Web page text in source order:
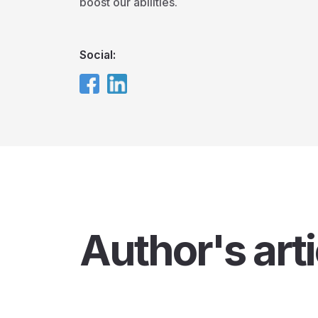
Social:
Author's